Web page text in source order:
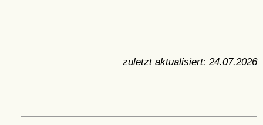
zuletzt aktualisiert: 24.07.2026